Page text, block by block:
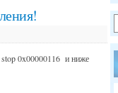
stop 0x00000116 и ниже